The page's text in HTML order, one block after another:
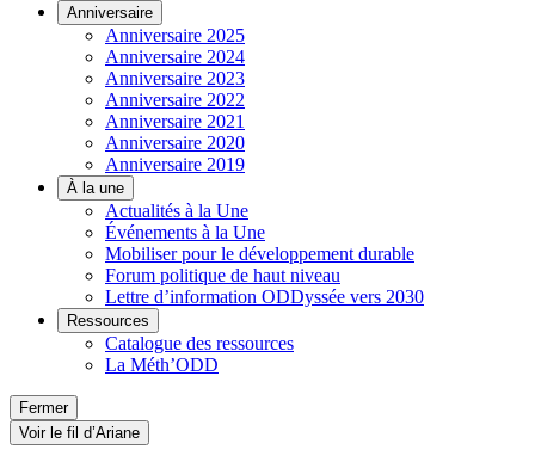
Anniversaire
Anniversaire 2025
Anniversaire 2024
Anniversaire 2023
Anniversaire 2022
Anniversaire 2021
Anniversaire 2020
Anniversaire 2019
À la une
Actualités à la Une
Événements à la Une
Mobiliser pour le développement durable
Forum politique de haut niveau
Lettre d’information ODDyssée vers 2030
Ressources
Catalogue des ressources
La Méth’ODD
Fermer
Voir le fil d’Ariane